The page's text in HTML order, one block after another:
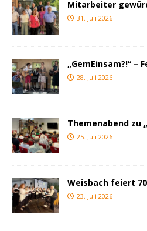
Mitarbeiter
31. Juli 2026
„GemEinsam?!“ –
28. Juli 2026
Themenabend zu
25. Juli 2026
Weisbach feiert
23. Juli 2026